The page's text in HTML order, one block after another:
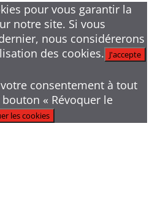
pour vous garantir la
notre site. Si vous
nous considérerons
des cookies. J'accepte
consentement à tout
« Révoquer le
les cookies